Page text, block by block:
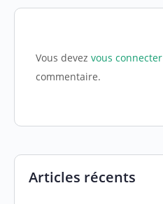
Vous devez vous connecter
commentaire.
Articles récents